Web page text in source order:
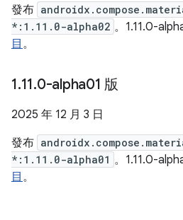
發布
*:1.11.0-alpha02 。1.11.0-
目 。
1.11.0-alpha01 版
2025 年 12 月 3 日
發布
*:1.11.0-alpha01 。1.11.0-
目 。